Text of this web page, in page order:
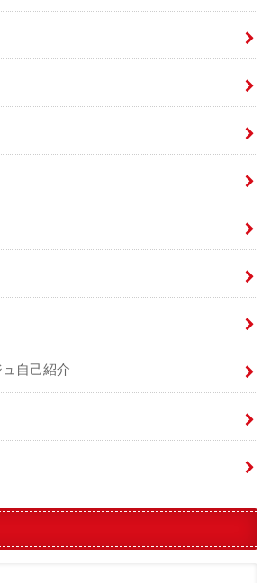
自己紹介